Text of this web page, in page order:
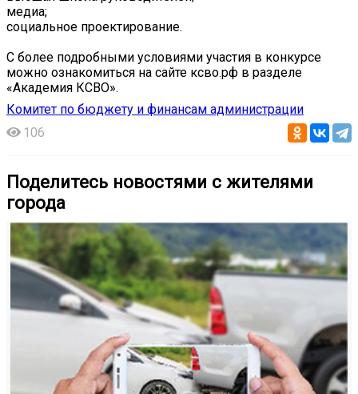
️медиа;
️социальное проектирование.
С более подробными условиями участия в конкурсе
можно ознакомиться на сайте ксво.рф в разделе
«Академия КСВО».
Комитет по бюджету и финансам администрации
106
Поделитесь новостями с жителями
города